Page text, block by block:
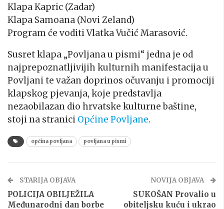
Klapa Kapric (Zadar)
Klapa Samoana (Novi Zeland)
Program će voditi Vlatka Vučić Marasović.
Susret klapa „Povljana u pismi“ jedna je od
najprepoznatljivijih kulturnih manifestacija u
Povljani te važan doprinos očuvanju i promociji
klapskog pjevanja, koje predstavlja
nezaobilazan dio hrvatske kulturne baštine,
stoji na stranici Općine Povljane.
općina povljana povljana u pismi
STARIJA OBJAVA
POLICIJA OBILJEŽILA
Međunarodni dan borbe
NOVIJA OBJAVA
SUKOŠAN Provalio u
obiteljsku kuću i ukrao